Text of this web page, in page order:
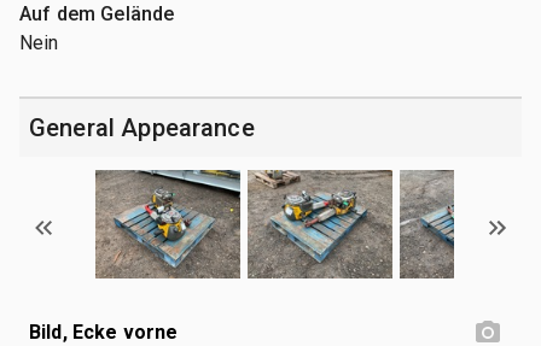
Auf dem Gelände
Nein
General Appearance
Bild, Ecke vorne